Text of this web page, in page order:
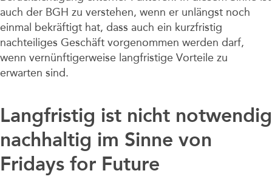
auch der BGH zu verstehen, wenn er unlängst noch
einmal bekräftigt hat, dass auch ein kurzfristig
nachteiliges Geschäft vorgenommen werden darf,
wenn vernünftigerweise langfristige Vorteile zu
erwarten sind.
Langfristig ist nicht notwendig
nachhaltig im Sinne von
Fridays for Future